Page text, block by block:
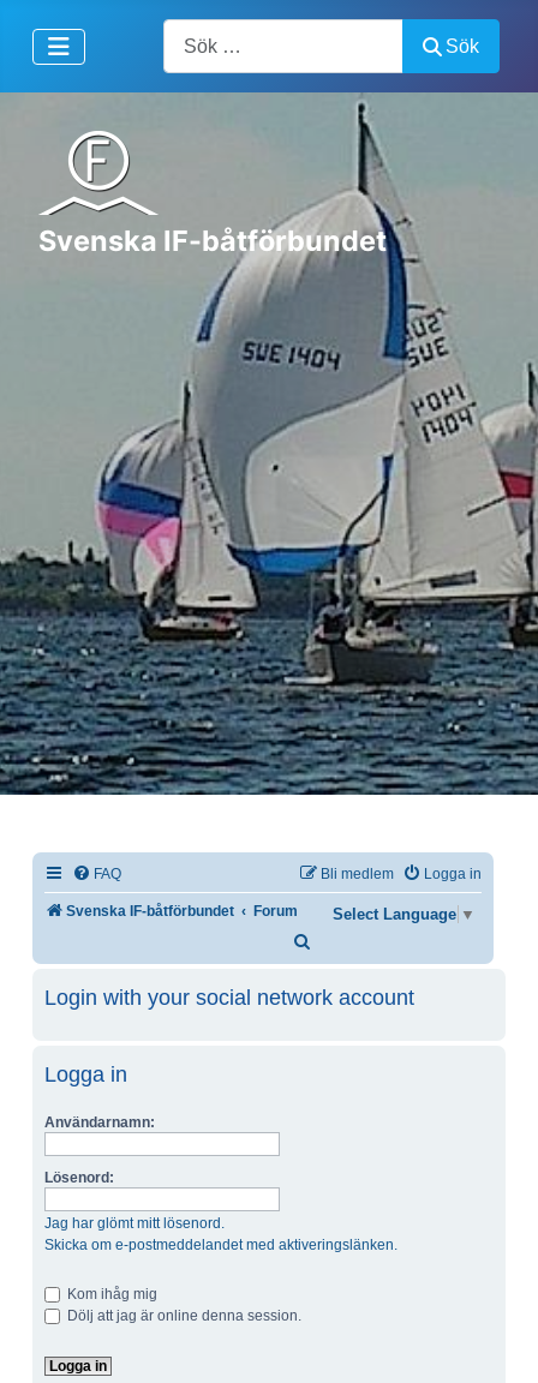
Sök
Svenska IF-båtförbundet
FAQ Logga in
Bli medlem
Svenska IF-båtförbundet Forum Select Language ▼
Login with your social network account
Logga in
Användarnamn:
Lösenord:
Jag har glömt mitt lösenord.
Skicka om e-postmeddelandet med aktiveringslänken.
Kom ihåg mig
Dölj att jag är online denna session.